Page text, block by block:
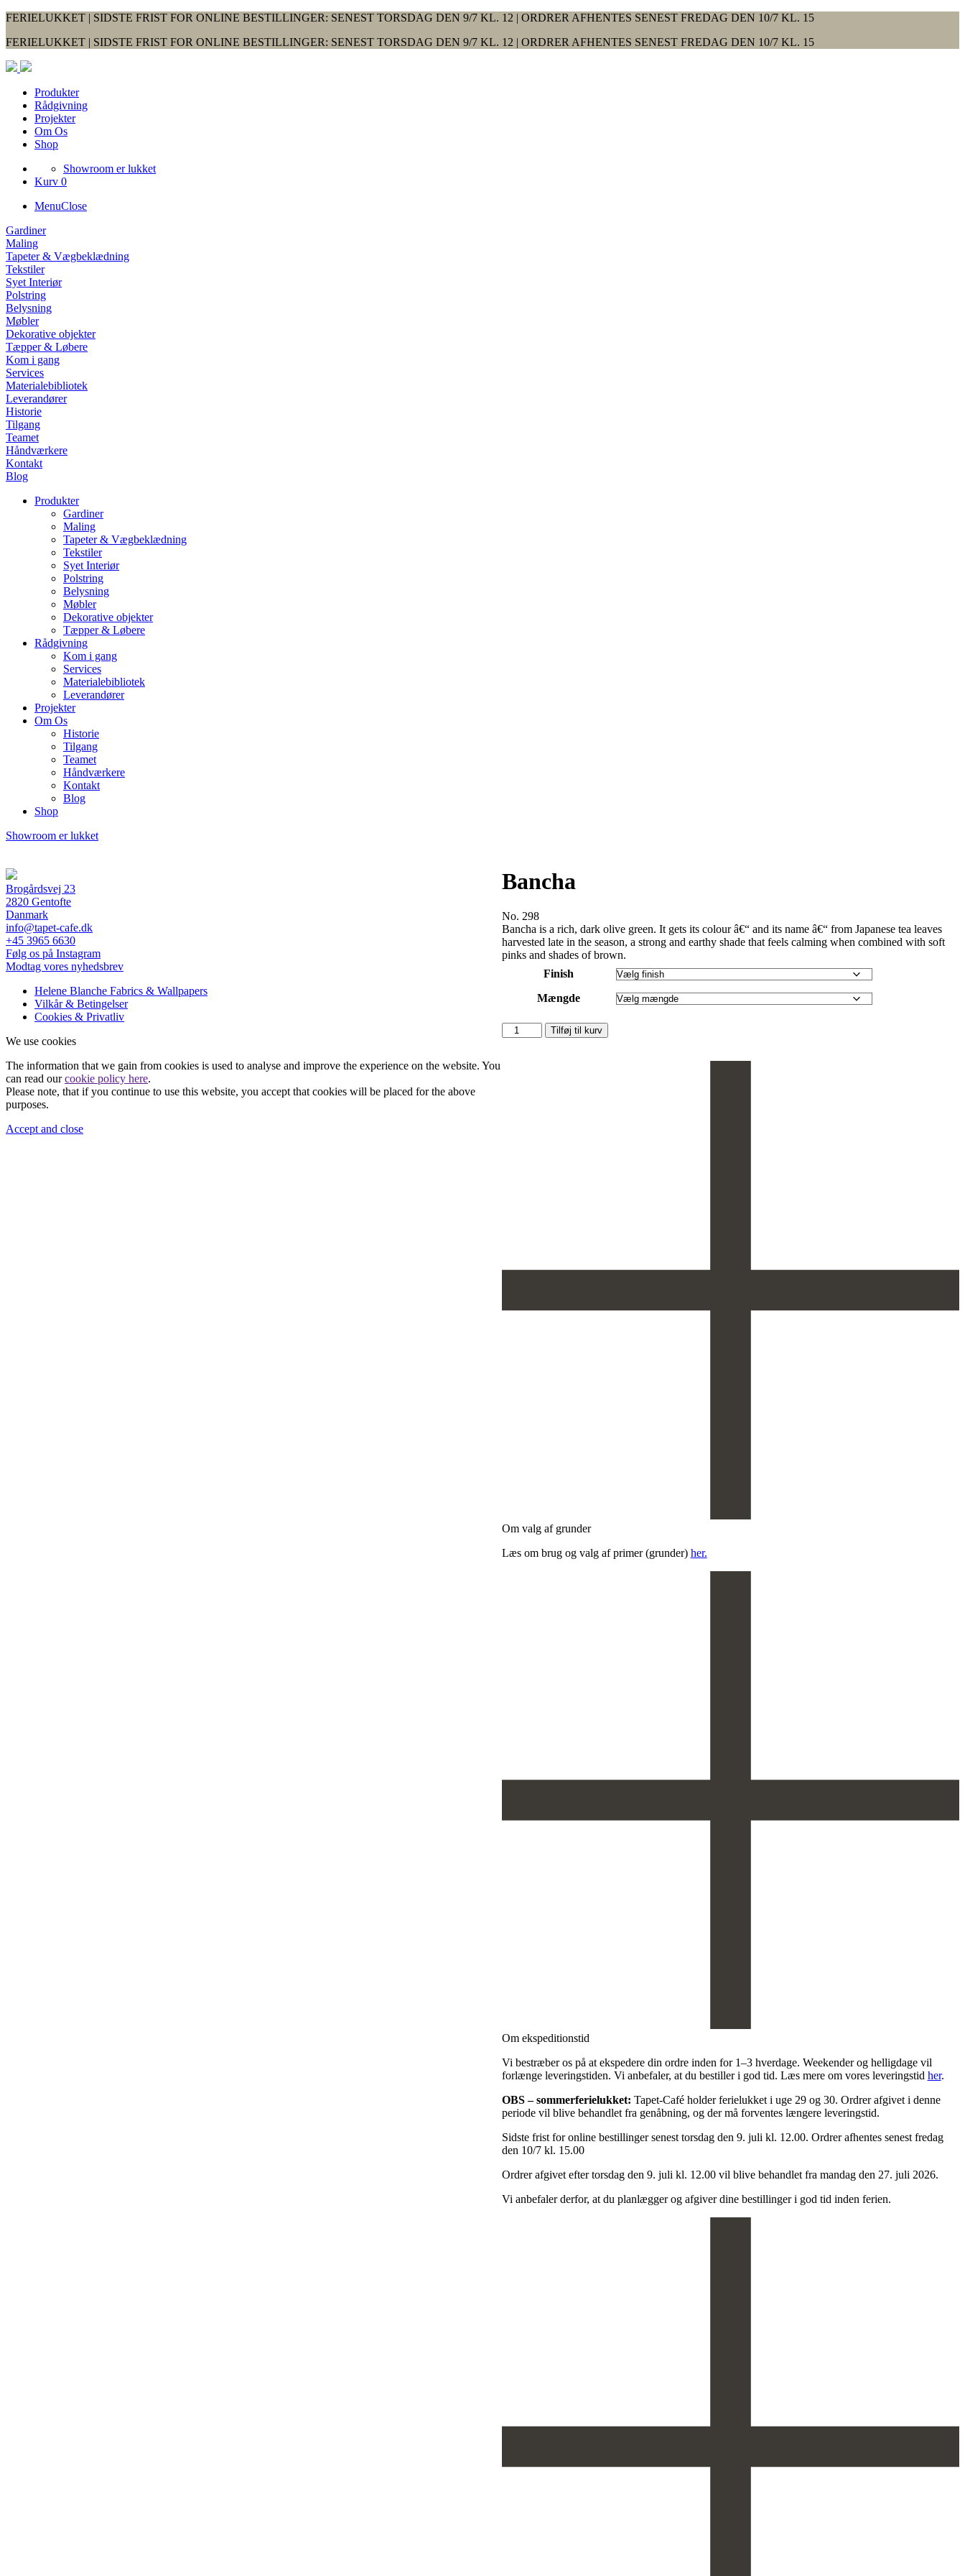
FERIELUKKET | SIDSTE FRIST FOR ONLINE BESTILLINGER: SENEST TORSDAG DEN 9/7 KL. 12 | ORDRER AFHENTES SENEST FREDAG DEN 10/7 KL. 15
FERIELUKKET | SIDSTE FRIST FOR ONLINE BESTILLINGER: SENEST TORSDAG DEN 9/7 KL. 12 | ORDRER AFHENTES SENEST FREDAG DEN 10/7 KL. 15
Produkter
Rådgivning
Projekter
Om Os
Shop
Showroom er lukket
Kurv 0
MenuClose
Gardiner
Maling
Tapeter & Vægbeklædning
Tekstiler
Syet Interiør
Polstring
Belysning
Møbler
Dekorative objekter
Tæpper & Løbere
Kom i gang
Services
Materialebibliotek
Leverandører
Historie
Tilgang
Teamet
Håndværkere
Kontakt
Blog
Produkter
Gardiner
Maling
Tapeter & Vægbeklædning
Tekstiler
Syet Interiør
Polstring
Belysning
Møbler
Dekorative objekter
Tæpper & Løbere
Rådgivning
Kom i gang
Services
Materialebibliotek
Leverandører
Projekter
Om Os
Historie
Tilgang
Teamet
Håndværkere
Kontakt
Blog
Shop
Showroom er lukket
Bancha
No. 298
Bancha is a rich, dark olive green. It gets its colour â€“ and its name â€“ from Japanese tea leaves
harvested late in the season, a strong and earthy shade that feels calming when combined with soft
pinks and shades of brown.
Finish
Mængde
Bancha
antal
Tilføj til kurv
Om valg af grunder
Læs om brug og valg af primer (grunder) her.
Om ekspeditionstid
Vi bestræber os på at ekspedere din ordre inden for 1–3 hverdage. Weekender og helligdage vil
forlænge leveringstiden. Vi anbefaler, at du bestiller i god tid. Læs mere om vores leveringstid her.
OBS – sommerferielukket: Tapet-Café holder ferielukket i uge 29 og 30. Ordrer afgivet i denne
periode vil blive behandlet fra genåbning, og der må forventes længere leveringstid.
Sidste frist for online bestillinger senest torsdag den 9. juli kl. 12.00. Ordrer afhentes senest fredag
den 10/7 kl. 15.00
Ordrer afgivet efter torsdag den 9. juli kl. 12.00 vil blive behandlet fra mandag den 27. juli 2026.
Vi anbefaler derfor, at du planlægger og afgiver dine bestillinger i god tid inden ferien.
Brogårdsvej 23
2820 Gentofte
Danmark
info@tapet-cafe.dk
+45 3965 6630
Følg os på Instagram
Modtag vores nyhedsbrev
Helene Blanche Fabrics & Wallpapers
Vilkår & Betingelser
Cookies & Privatliv
We use cookies
The information that we gain from cookies is used to analyse and improve the experience on the website. You
can read ourcookie policy here.
Please note, that if you continue to use this website, you accept that cookies will be placed for the above
purposes.
Accept and close